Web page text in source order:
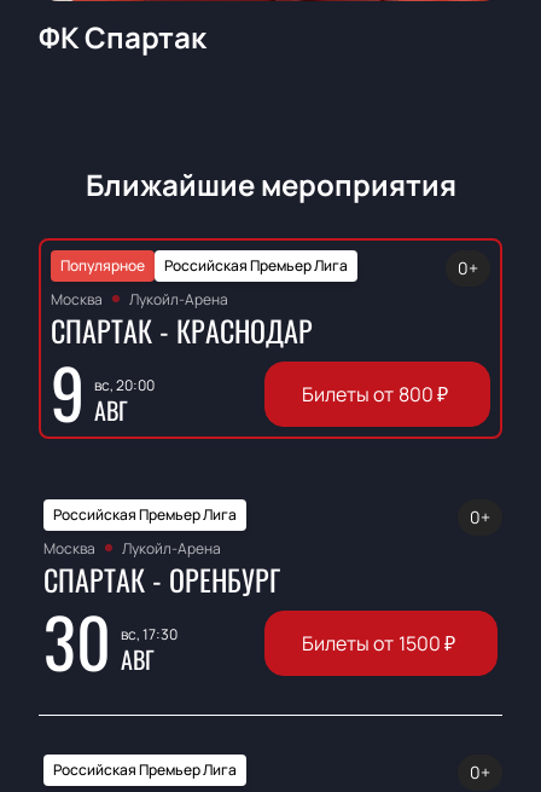
ФК Спартак
Ближайшие мероприятия
Российская Премьер Лига
Популярное
Москва
Лукойл-Арена
СПАРТАК - КРАСНОДАР
9 вс, 20:00
АВГ
0+
Билеты от 800₽
Российская Премьер Лига
Москва
Лукойл-Арена
СПАРТАК - ОРЕНБУРГ
30 вс, 17:30
АВГ
0+
Билеты от 1500₽
Российская Премьер Лига
0+